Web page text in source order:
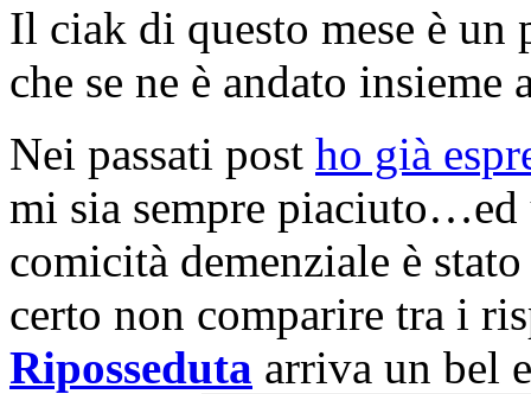
Il ciak di questo mese è
che se ne è andato
Nei passati post ho già
mi sia sempre
comicità demenziale è
certo non comparire tra i
Riposseduta arriva un bel